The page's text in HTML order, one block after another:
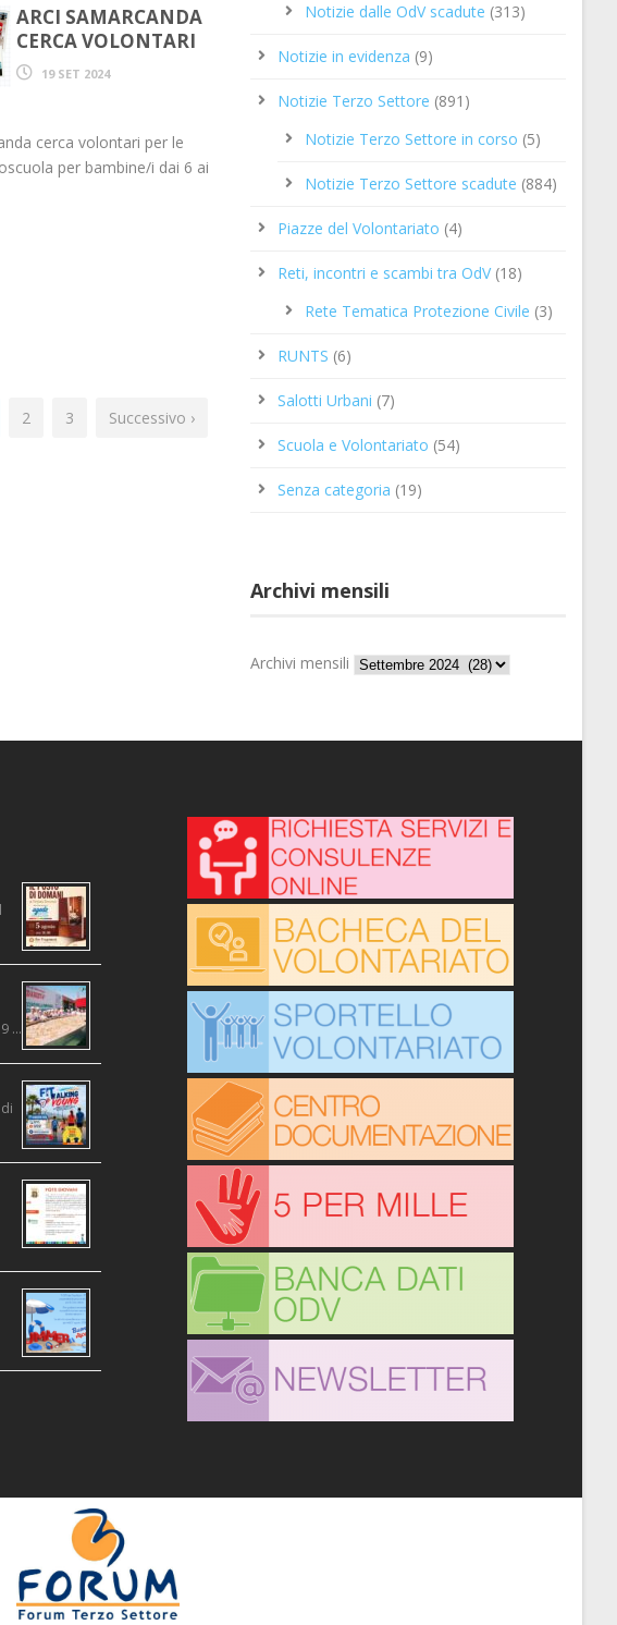
ARCI SAMARCANDA
CERCA VOLONTARI
19 SET 2024
cerca volontari per le
per bambine/i dai 6 ai
2 3 Successivo ›
Notizie dalle OdV scadute (313)
Notizie in evidenza (9)
Notizie Terzo Settore (891)
Notizie Terzo Settore in corso (5)
Notizie Terzo Settore scadute (884)
Piazze del Volontariato (4)
Reti, incontri e scambi tra OdV(18)
Rete Tematica Protezione Civile (3)
RUNTS (6)
Salotti Urbani (7)
Scuola e Volontariato (54)
Senza categoria (19)
Archivi mensili
Archivi mensili
…